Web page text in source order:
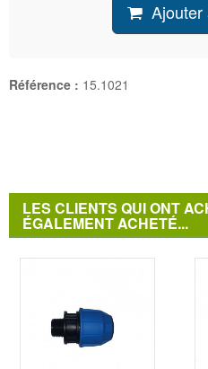
Ajouter
Référence : 15.1021
LES CLIENTS QUI ONT
ÉGALEMENT ACHETÉ...